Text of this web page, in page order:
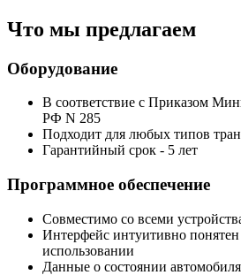
Что мы предлагаем
Оборудование
В соответствие с Приказом
РФ N 285
Подходит для любых типов
Гарантийный срок - 5 лет
Программное обеспечение
Совместимо со всеми
Интерфейс интуитивно понятен
использовании
Данные о состоянии